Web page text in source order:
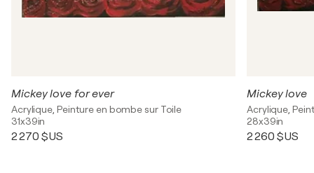
Mickey love for ever
Acrylique, Peinture en bombe sur Toile
31x39in
2 270 $US
Mickey love
Acrylique,
28x39in
2 260 $US